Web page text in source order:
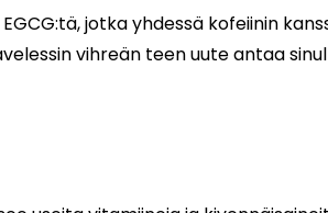
jotka yhdessä kofeiinin
vihreän teen uute antaa